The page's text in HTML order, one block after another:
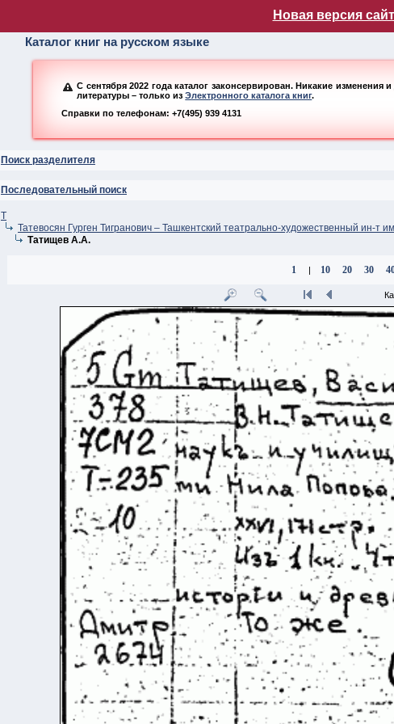
Новая версия
Каталог книг на русском языке
С сентября 2022 года каталог законсервирован. Никакие
литературы – только изЭлектронного каталога книг.
Справки по телефонам: +7(495) 939 4131
Поиск разделителя
Последовательный поиск
Т
Татевосян Гурген Тигранович – Ташкентский театрально-художественный ин-т
Татищев А.А.
1 | 10 20 30